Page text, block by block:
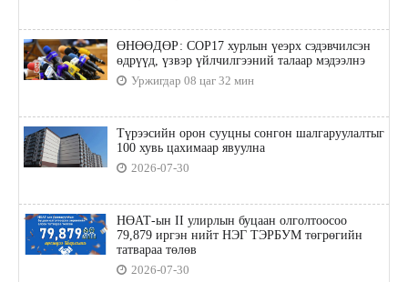
ӨНӨӨДӨР: COP17 хурлын үеэрх сэдэвчилсэн
өдрүүд, үзвэр үйлчилгээний талаар мэдээлнэ
Уржигдар 08 цаг 32 мин
Түрээсийн орон сууцны сонгон шалгаруулалтыг
100 хувь цахимаар явуулна
2026-07-30
НӨАТ-ын II улирлын буцаан олголтоосоо
79,879 иргэн нийт НЭГ ТЭРБУМ төгрөгийн
татвараа төлөв
2026-07-30